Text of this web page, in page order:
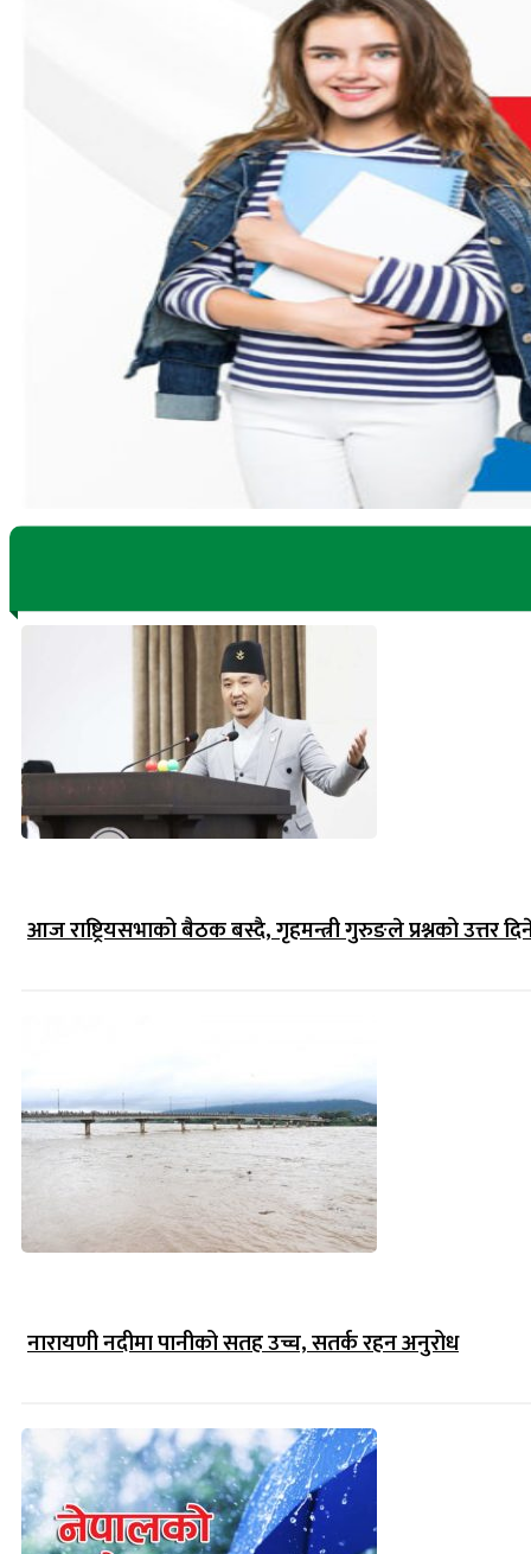
आज राष्ट्रियसभाको बैठक बस्दै, गृहमन्त्री गुरुङले प्रश्नको उत्तर
नारायणी नदीमा पानीको सतह उच्च, सतर्क रहन अनुरोध